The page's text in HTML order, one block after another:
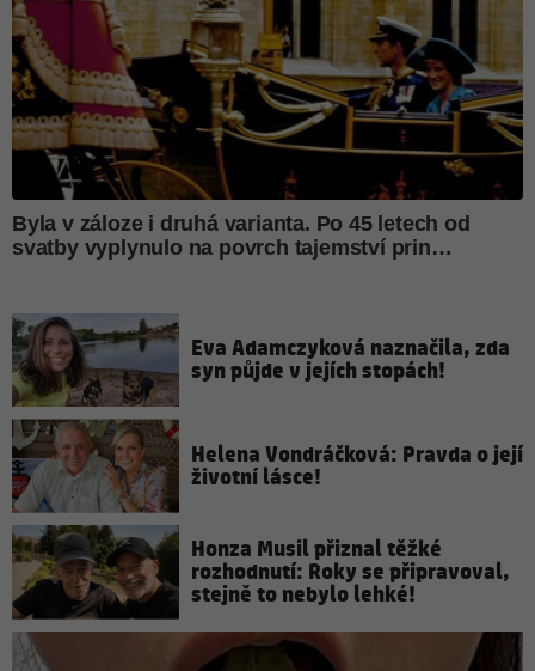
Eva Adamczyková naznačila, zda
syn půjde v jejích stopách!
Helena Vondráčková: Pravda o její
životní lásce!
Honza Musil přiznal těžké
rozhodnutí: Roky se připravoval,
stejně to nebylo lehké!